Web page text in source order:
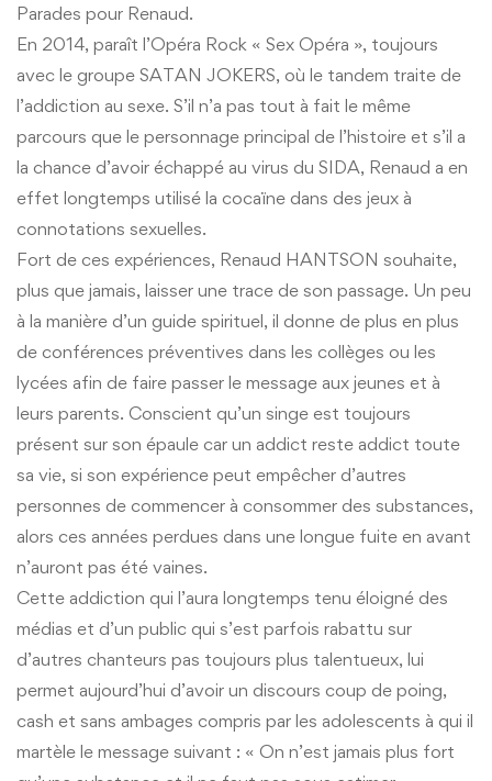
Parades pour Renaud.
En 2014, paraît l’Opéra Rock « Sex Opéra », toujours
avec le groupe SATAN JOKERS, où le tandem traite de
l’addiction au sexe. S’il n’a pas tout à fait le même
parcours que le personnage principal de l’histoire et s’il a
la chance d’avoir échappé au virus du SIDA, Renaud a en
effet longtemps utilisé la cocaïne dans des jeux à
connotations sexuelles.
Fort de ces expériences, Renaud HANTSON souhaite,
plus que jamais, laisser une trace de son passage. Un peu
à la manière d’un guide spirituel, il donne de plus en plus
de conférences préventives dans les collèges ou les
lycées afin de faire passer le message aux jeunes et à
leurs parents. Conscient qu’un singe est toujours
présent sur son épaule car un addict reste addict toute
sa vie, si son expérience peut empêcher d’autres
personnes de commencer à consommer des substances,
alors ces années perdues dans une longue fuite en avant
n’auront pas été vaines.
Cette addiction qui l’aura longtemps tenu éloigné des
médias et d’un public qui s’est parfois rabattu sur
d’autres chanteurs pas toujours plus talentueux, lui
permet aujourd’hui d’avoir un discours coup de poing,
cash et sans ambages compris par les adolescents à qui il
martèle le message suivant : « On n’est jamais plus fort